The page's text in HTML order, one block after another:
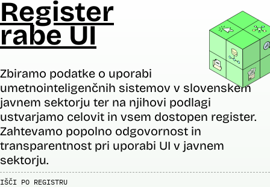
Register
rabe UI
Zbiramo podatke o uporabi
umetnointeligenčnih sistemov v slovenskem
javnem sektorju ter na njihovi podlagi
ustvarjamo celovit in vsem dostopen register.
Zahtevamo popolno odgovornost in
transparentnost pri uporabi UI v javnem
sektorju.
IŠČI PO REGISTRU